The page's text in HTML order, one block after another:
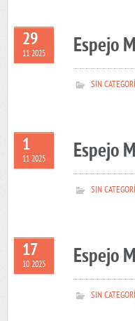
29
11 2025 Espejo
SIN
1
11 2025 Espejo
SIN
17
10 2025 Espejo
SIN